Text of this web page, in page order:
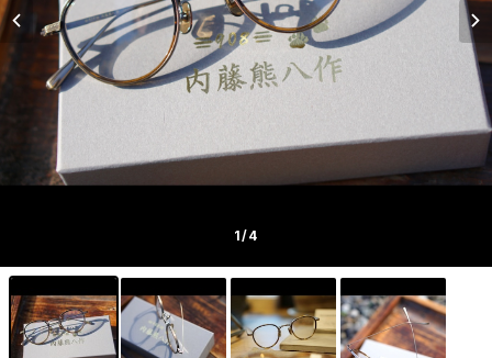
1/4